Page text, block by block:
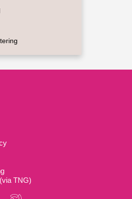
TNG)